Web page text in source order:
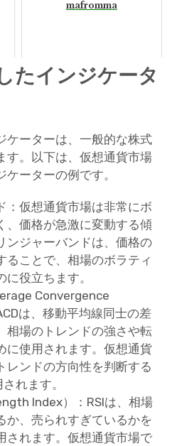
mafromma
たインジケータ
ケーターは、一般的な株式
す。以下は、仮想通貨市場
ーターの例です。
：仮想通貨市場は非常にボ
、価格が急激に変動する傾
ンジャーバンドは、価格の
ることで、相場のボラティ
に役立ちます。
Convergence
は、移動平均線同士の差
相場のトレンドの強さや転
に使用されます。仮想通貨
レンドの方向性を判断する
れます。
Index）：RSIは、相場
か、売られすぎているかを
されます。仮想通貨市場で